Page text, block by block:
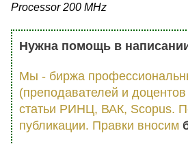
Processor 200 MHz
Нужна помощь в
Мы - биржа
(преподавателей и
статьи РИНЦ, ВАК, Scopus.
публикации. Правки вносим